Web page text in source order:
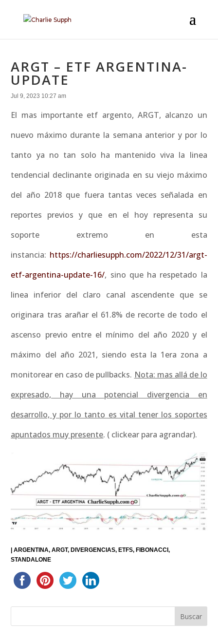
ARGT – ETF ARGENTINA-
UPDATE
Jul 9, 2023 10:27 am
El mas importante etf argento, ARGT, alcanzo un
nuevo máximo durante la semana anterior y por lo
tanto ya no tan solo ha mantenido viva la linea
tendencial declinante originada en su viejo máximo
del año 2018 que fuera tantas veces señalada en
reportes previos y que en el hoy representa su
soporte extremo en esta
instancia: https://charliesupph.com/2022/12/31/argt-
etf-argentina-update-16/, sino que ha respetado la
linea inferior del claro canal ascendente que se
originara tras arañar el 61.8% de recorte de todo el
ascenso previo entre el mínimo del año 2020 y el
máximo del año 2021, siendo esta la 1era zona a
monitorear en caso de pullbacks. Nota: mas allá de lo
expresado, hay una potencial divergencia en
desarrollo, y por lo tanto es vital tener los soportes
apuntados muy presente. ( clickear para agrandar).
|ARGENTINA ARGT DIVERGENCIAS ETFS FIBONACCI
STANDALONE